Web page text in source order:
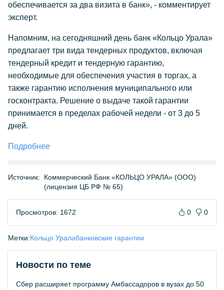
обеспечивается за два визита в банк», - комментирует
эксперт.
Напомним, на сегодняшний день банк «Кольцо Урала»
предлагает три вида тендерных продуктов, включая
тендерный кредит и тендерную гарантию,
необходимые для обеспечения участия в торгах, а
также гарантию исполнения муниципального или
госконтракта. Решение о выдаче такой гарантии
принимается в пределах рабочей недели - от 3 до 5
дней.
Подробнее
Источник:
Коммерческий Банк «КОЛЬЦО УРАЛА» (ООО)
(лицензия ЦБ РФ № 65)
Просмотров: 1672 0 0
Метки:Кольцо Уралабанковские гарантии
Новости по теме
Сбер расширяет программу Амбассадоров в вузах до 50